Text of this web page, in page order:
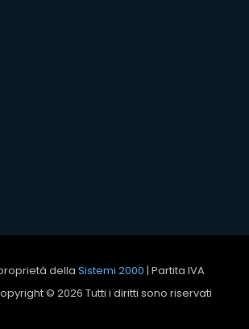
della Sistemi 2000 | Partita IVA
© 2026 Tutti i diritti sono riservati